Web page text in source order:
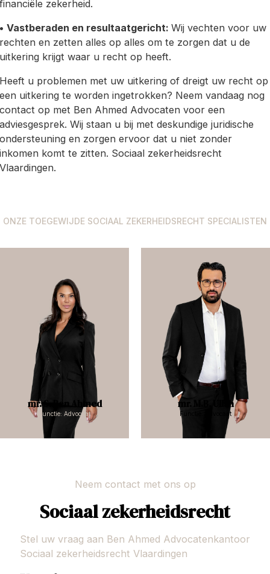
financiële zekerheid.
• Vastberaden en resultaatgericht: Wij vechten voor uw
rechten en zetten alles op alles om te zorgen dat u de
uitkering krijgt waar u recht op heeft.
Heeft u problemen met uw uitkering of dreigt uw recht op
een uitkering te worden ingetrokken? Neem vandaag nog
contact op met Ben Ahmed Advocaten voor een
adviesgesprek. Wij staan u bij met deskundige juridische
ondersteuning en zorgen ervoor dat u niet zonder
inkomen komt te zitten. Sociaal zekerheidsrecht
Vlaardingen.
ONZE TOEGEWIJDE SOCIAAL ZEKERHEIDSRECHT SPECIALISTEN
mr. S. Ben Ahmed
Functie: Advocaat
mr. M.B. Ullah
Functie: Advocaat
Neem contact met ons op
Sociaal zekerheidsrecht
Stel uw vraag aan Ben Ahmed Advocatenkantoor
Sociaal zekerheidsrecht Vlaardingen